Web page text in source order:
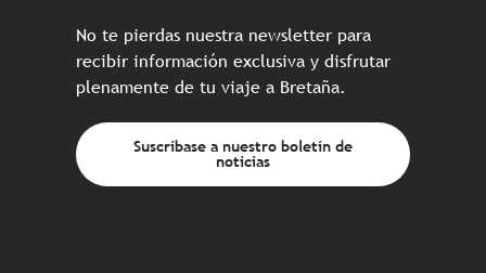
No te pierdas nuestra newsletter para
recibir información exclusiva y disfrutar
plenamente de tu viaje a Bretaña.
Suscríbase a nuestro boletín de
noticias